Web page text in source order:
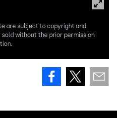
are subject to copyright and
sold without the prior permission